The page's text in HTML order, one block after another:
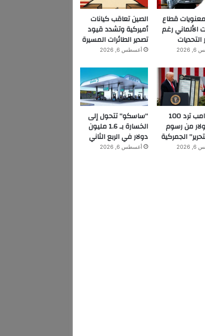
قطاع
الألماني رغم
التحديات
الصين تعاقب كيانات
أميركية وتشدد قيود
تصدير الطائرات المسيرة
أغسطس 6, 2026
إدارة ترامب ترد 100
من رسوم
الجمركية
“ساسكو” تتحول إلى
الخسارة بـ 1.6 مليون
دولار في الربع الثاني
أغسطس 6, 2026